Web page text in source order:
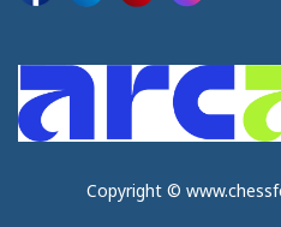
Copyright ©